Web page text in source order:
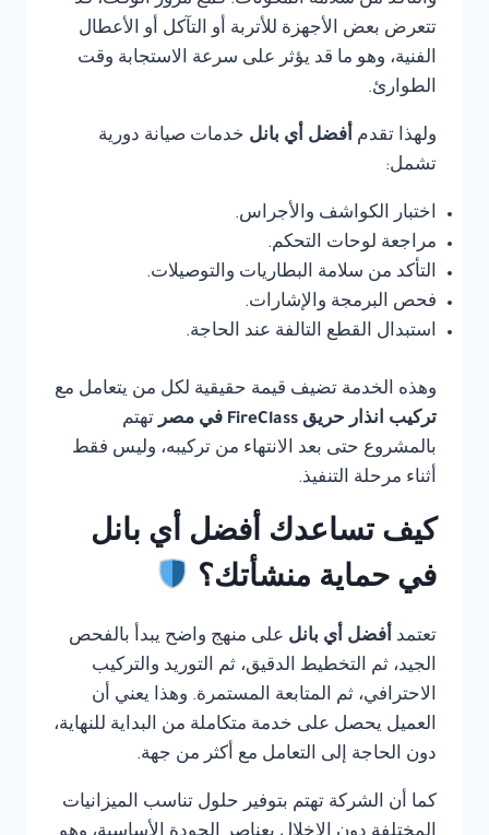
تتعرض بعض الأجهزة للأتربة أو التآكل أو الأعطال
الفنية، وهو ما قد يؤثر على سرعة الاستجابة وقت
الطوارئ.
ولهذا تقدم أفضل أي بانل خدمات صيانة دورية
تشمل:
اختبار الكواشف والأجراس.
مراجعة لوحات التحكم.
التأكد من سلامة البطاريات والتوصيلات.
فحص البرمجة والإشارات.
استبدال القطع التالفة عند الحاجة.
وهذه الخدمة تضيف قيمة حقيقية لكل من يتعامل مع
تركيب انذار حريق FireClass في مصر
تهتم
بالمشروع حتى بعد الانتهاء من تركيبه، وليس فقط
أثناء مرحلة التنفيذ.
كيف تساعدك أفضل أي بانل
في حماية منشأتك؟
تعتمد أفضل أي بانل على منهج واضح يبدأ بالفحص
الجيد، ثم التخطيط الدقيق، ثم التوريد والتركيب
الاحترافي، ثم المتابعة المستمرة. وهذا يعني أن
العميل يحصل على خدمة متكاملة من البداية للنهاية،
دون الحاجة إلى التعامل مع أكثر من جهة.
كما أن الشركة تهتم بتوفير حلول تناسب الميزانيات